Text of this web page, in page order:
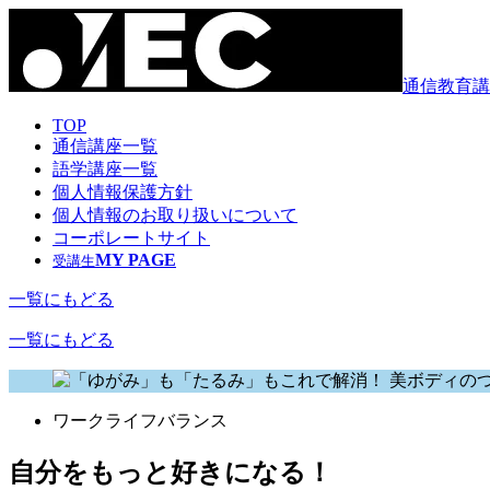
通信教育
TOP
通信講座一覧
語学講座一覧
個人情報保護方針
個人情報のお取り扱いについて
コーポレートサイト
受講生MY PAGE
一覧にもどる
一覧にもどる
ワークライフバランス
自分をもっと好きになる！